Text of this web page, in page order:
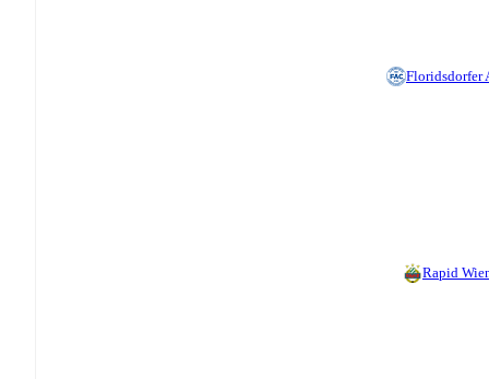
Floridsdorfer
Rapid